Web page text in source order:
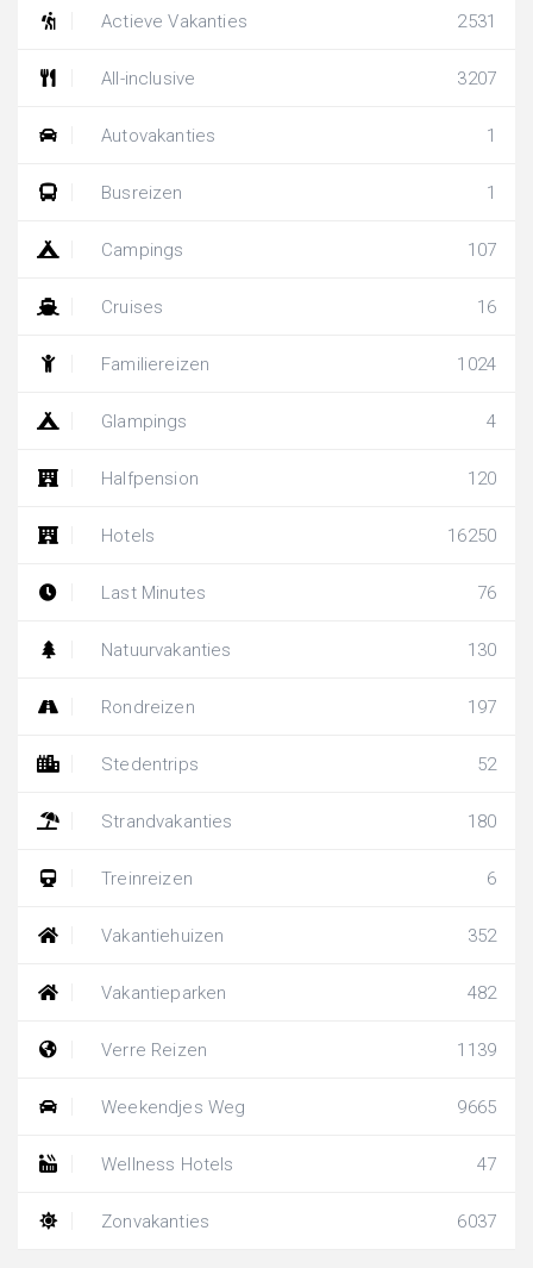
Actieve Vakanties 2531
All-inclusive 3207
Autovakanties 1
Busreizen 1
Campings 107
Cruises 16
Familiereizen 1024
Glampings 4
Halfpension 120
Hotels 16250
Last Minutes 76
Natuurvakanties 130
Rondreizen 197
Stedentrips 52
Strandvakanties 180
Treinreizen 6
Vakantiehuizen 352
Vakantieparken 482
Verre Reizen 1139
Weekendjes Weg 9665
Wellness Hotels 47
Zonvakanties 6037